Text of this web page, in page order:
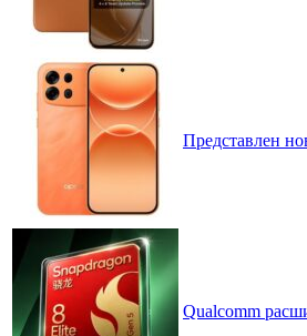
Представлен
Qualcomm